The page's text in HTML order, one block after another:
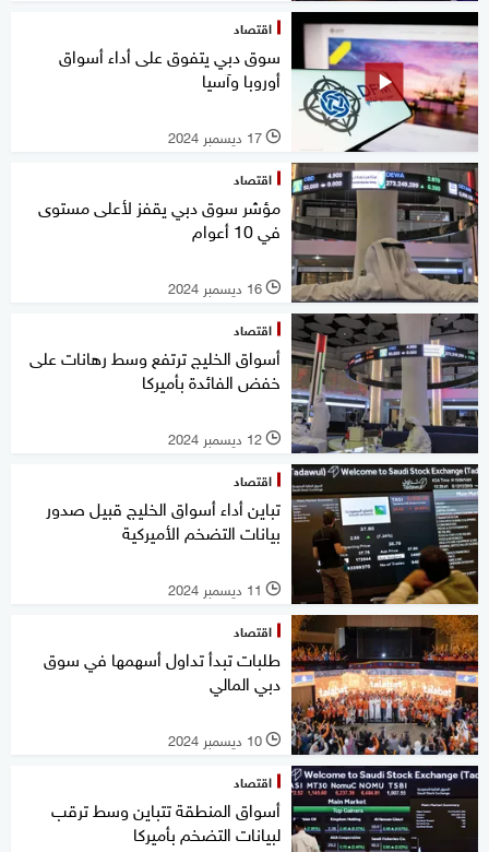
اقتصاد
سوق دبي يتفوق على أداء أسواق
أوروبا وآسيا
l 17 ديسمبر 2024
اقتصاد
مؤشر سوق دبي يقفز لأعلى مستوى
في 10 أعوام
l 16 ديسمبر 2024
اقتصاد
أسواق الخليج ترتفع وسط رهانات على
خفض الفائدة بأميركا
l 12 ديسمبر 2024
اقتصاد
تباين أداء أسواق الخليج قبيل صدور
بيانات التضخم الأميركية
l 11 ديسمبر 2024
اقتصاد
طلبات تبدأ تداول أسهمها في سوق
دبي المالي
l 10 ديسمبر 2024
اقتصاد
أسواق المنطقة تتباين وسط ترقب
لبيانات التضخم بأميركا